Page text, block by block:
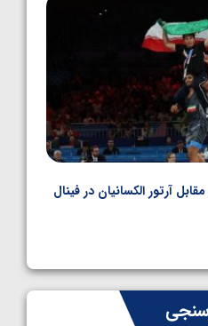
آرتور الکسانیان در فینال